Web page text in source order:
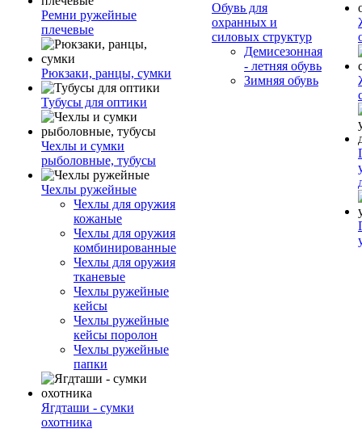
Ремни ружейные
плечевые
Рюкзаки, ранцы, сумки
Тубусы для оптики
Чехлы и сумки
рыболовные, тубусы
Чехлы ружейные
Чехлы для оружия
кожаные
Чехлы для оружия
комбинированные
Чехлы для оружия
тканевые
Чехлы ружейные
кейсы
Чехлы ружейные
кейсы поролон
Чехлы ружейные
папки
Ягдташи - сумки
охотника
Обувь для
охранных и
силовых структур
Демисезонная
- летняя обувь
Зимняя обувь